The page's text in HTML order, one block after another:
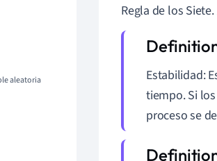
aleatoria
Regla de los
Estabilidad:
tiempo. Si
proceso se